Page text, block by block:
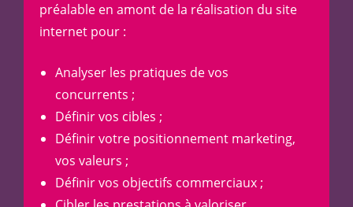
préalable en amont de la réalisation du site
internet pour :
Analyser les pratiques de vos
concurrents ;
Définir vos cibles ;
Définir votre positionnement marketing,
vos valeurs ;
Définir vos objectifs commerciaux ;